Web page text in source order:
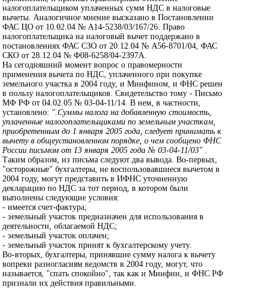
налогоплательщиком уплаченных сумм НДС в налоговые
вычеты. Аналогичное мнение высказано в Постановлении
ФАС ЦО от 10.02.04 № А14-5238/03/167/26. Право
налогоплательщика на налоговый вычет поддержано в
постановлениях ФАС СЗО от 20.12.04 № А56-8701/04, ФАС
СКО от 28.12.04 № Ф08-6258/04-2397А.
На сегодняшний момент вопрос о правомерности
применения вычета по НДС, уплаченного при покупке
земельного участка в 2004 году, и Минфином, и ФНС решен
в пользу налогоплательщиков. Свидетельство тому - Письмо
МФ РФ от 04.02.05 № 03-04-11/14. В нем, в частности,
установлено: ".Суммы налога на добавленную стоимость,
уплаченные налогоплательщиками по земельным участкам,
приобретенным до 1 января 2005 года, следует принимать к
вычету в общеустановленном порядке, о чем сообщено ФНС
России письмом от 13 января 2005 года № 03-04-11/03" .
Таким образом, из письма следуют два вывода. Во-первых,
"осторожные" бухгалтеры, не воспользовавшиеся вычетом в
2004 году, могут представить в ИФНС уточненную
декларацию по НДС за тот период, в котором были
выполнены следующие условия:
- имеется счет-фактура;
- земельный участок предназначен для использования в
деятельности, облагаемой НДС;
- земельный участок оплачен;
- земельный участок принят к бухгалтерскому учету.
Во-вторых, бухгалтеры, принявшие сумму налога к вычету
вопреки разногласиям ведомств в 2004 году, могут, что
называется, "спать спокойно", так как и Минфин, и ФНС РФ
признали их действия правильными.